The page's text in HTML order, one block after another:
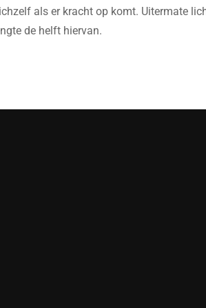
als er kracht op komt. Uitermate
de helft hiervan.